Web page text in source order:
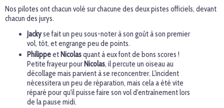
Nos pilotes ont chacun volé sur chacune des deux pistes officiels, devant
chacun des jurys.
Jackyse fait un peu sous-noter à son goût à son premier
vol, tôt, et engrange peu de points.
Philippeet Nicolasquant à eux font de bons scores !
Petite frayeur pourNicolas, il percute un oiseau au
décollage mais parvient à se reconcentrer. L'incident
nécessitera un peu de réparation, mais cela a été vite
réparé pour qu'il puisse faire son vol d'entraînement lors
de la pause midi.